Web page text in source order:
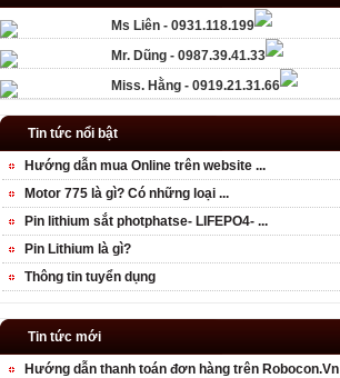
Ms Liên - 0931.118.199
Mr. Dũng - 0987.39.41.33
Miss. Hằng - 0919.21.31.66
Tin tức nổi bật
Hướng dẫn mua Online trên website ...
Motor 775 là gì? Có những loại ...
Pin lithium sắt photphatse- LIFEPO4- ...
Pin Lithium là gì?
Thông tin tuyển dụng
Tin tức mới
Hướng dẫn thanh toán đơn hàng trên Robocon.Vn